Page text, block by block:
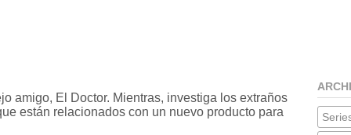
amigo, El Doctor. Mientras, investiga los extraños
están relacionados con un nuevo producto para